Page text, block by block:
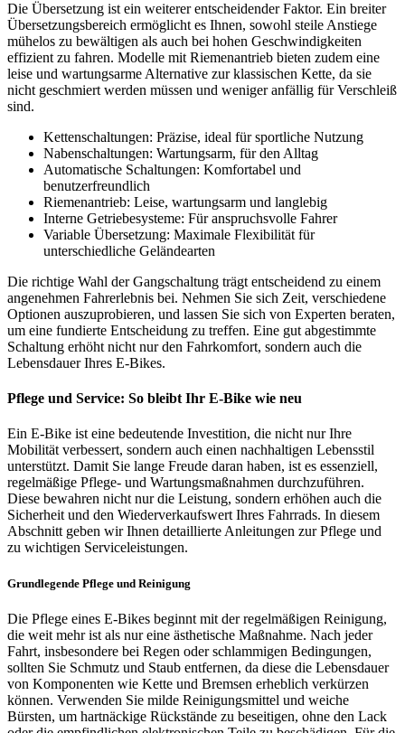
Die Übersetzung ist ein weiterer entscheidender Faktor. Ein breiter
Übersetzungsbereich ermöglicht es Ihnen, sowohl steile Anstiege
mühelos zu bewältigen als auch bei hohen Geschwindigkeiten
effizient zu fahren. Modelle mit Riemenantrieb bieten zudem eine
leise und wartungsarme Alternative zur klassischen Kette, da sie
nicht geschmiert werden müssen und weniger anfällig für Verschleiß
sind.
Kettenschaltungen: Präzise, ideal für sportliche Nutzung
Nabenschaltungen: Wartungsarm, für den Alltag
Automatische Schaltungen: Komfortabel und
benutzerfreundlich
Riemenantrieb: Leise, wartungsarm und langlebig
Interne Getriebesysteme: Für anspruchsvolle Fahrer
Variable Übersetzung: Maximale Flexibilität für
unterschiedliche Geländearten
Die richtige Wahl der Gangschaltung trägt entscheidend zu einem
angenehmen Fahrerlebnis bei. Nehmen Sie sich Zeit, verschiedene
Optionen auszuprobieren, und lassen Sie sich von Experten beraten,
um eine fundierte Entscheidung zu treffen. Eine gut abgestimmte
Schaltung erhöht nicht nur den Fahrkomfort, sondern auch die
Lebensdauer Ihres E-Bikes.
Pflege und Service: So bleibt Ihr E-Bike wie neu
Ein E-Bike ist eine bedeutende Investition, die nicht nur Ihre
Mobilität verbessert, sondern auch einen nachhaltigen Lebensstil
unterstützt. Damit Sie lange Freude daran haben, ist es essenziell,
regelmäßige Pflege- und Wartungsmaßnahmen durchzuführen.
Diese bewahren nicht nur die Leistung, sondern erhöhen auch die
Sicherheit und den Wiederverkaufswert Ihres Fahrrads. In diesem
Abschnitt geben wir Ihnen detaillierte Anleitungen zur Pflege und
zu wichtigen Serviceleistungen.
Grundlegende Pflege und Reinigung
Die Pflege eines E-Bikes beginnt mit der regelmäßigen Reinigung,
die weit mehr ist als nur eine ästhetische Maßnahme. Nach jeder
Fahrt, insbesondere bei Regen oder schlammigen Bedingungen,
sollten Sie Schmutz und Staub entfernen, da diese die Lebensdauer
von Komponenten wie Kette und Bremsen erheblich verkürzen
können. Verwenden Sie milde Reinigungsmittel und weiche
Bürsten, um hartnäckige Rückstände zu beseitigen, ohne den Lack